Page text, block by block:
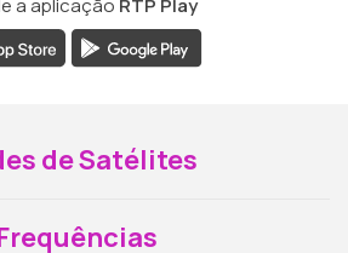
a aplicação RTP Play
de Satélites